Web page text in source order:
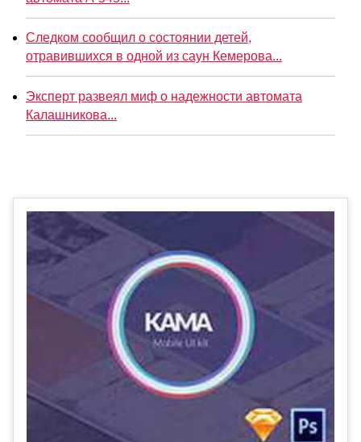
Следком сообщил о состоянии детей,
отравившихся в одной из саун Кемерова...
Эксперт развеял миф о надежности автомата
Калашникова...